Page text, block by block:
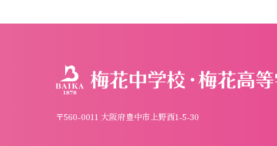
〒560-0011 大阪府豊中市上野西1-5-30